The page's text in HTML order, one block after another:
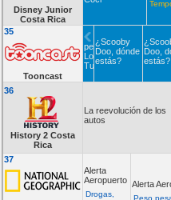
Disney Junior
Costa Rica
35
Tooncast
Los
pequeños
Looney
Tunes
¿Scooby
Doo, dónde
estás?
Doo,
estás?
36
History 2 Costa
Rica
La reevolución de los
autos
37
Alerta
Aeropuerto
Drogas,
Alerta
Peso